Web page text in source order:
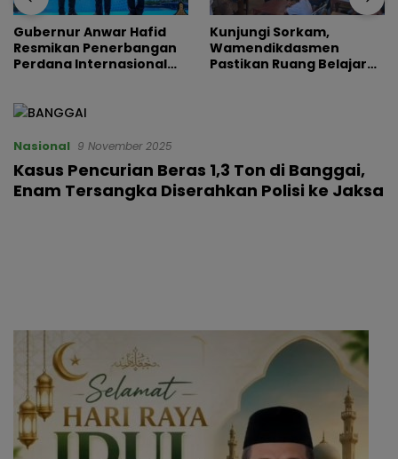
Gubernur Anwar Hafid
Resmikan Penerbangan
Perdana Internasional
Kunjungi Sorkam,
Wamendikdasmen
Pastikan Ruang Belajar
Nasional 9 November 2025
Kasus Pencurian Beras 1,3 Ton di Banggai,
Enam Tersangka Diserahkan Polisi ke Jaksa